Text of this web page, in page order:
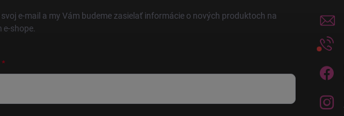
e-mail a my Vám budeme zasielať informácie o nových produktoch na
e-shope.